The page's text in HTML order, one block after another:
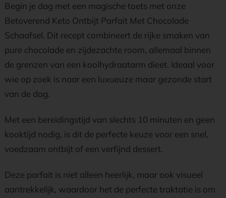
Begin je dag met een magische toets met onze
Betoverend Keto Ontbijt Parfait Met Chocolade
Schaafsel. Dit recept combineert de rijke smaken van
pure chocolade en zijdezachte room, allemaal binnen
de grenzen van een koolhydraatarm dieet. Ideaal voor
wie op zoek is naar een luxueuze maar gezonde start
van de dag.
Met een bereidingstijd van slechts 10 minuten en geen
kooktijd nodig, is dit de perfecte keuze voor een snel,
voedzaam ontbijt of een verfijnd dessert.
Deze parfait is niet alleen heerlijk, maar ook visueel
aantrekkelijk, waardoor het de perfecte traktatie is om